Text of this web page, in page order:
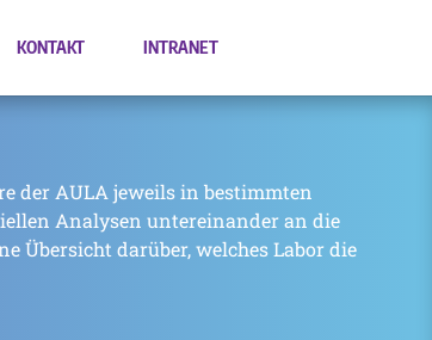
KONTAKT INTRANET
der AULA jeweils in bestimmten
Analysen untereinander an die
Übersicht darüber, welches Labor die